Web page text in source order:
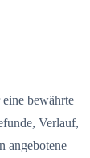
bewährte
Verlauf,
angebotene